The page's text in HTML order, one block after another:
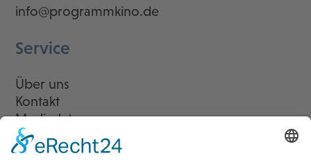
info@programmkino.de
Service
Über uns
Kontakt
Mediadaten
Newsletter
LogIn